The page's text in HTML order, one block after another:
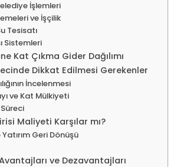
İşlemleri
ve İşçilik
Tesisatı
Sistemleri
Kat Çıkma Gider Dağılımı
Dikkat Edilmesi Gerekenler
İncelenmesi
ve Kat Mülkiyeti
Maliyeti Karşılar mı?
Geri Dönüşü
ve Dezavantajları